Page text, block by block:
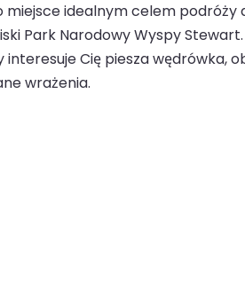
idealnym celem podróży
Park Narodowy Wyspy
Cię piesza wędrówka,
wrażenia.